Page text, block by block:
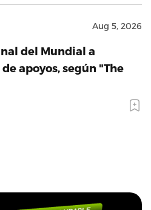
Aug 5, 2026
del Mundial a
apoyos, según "The